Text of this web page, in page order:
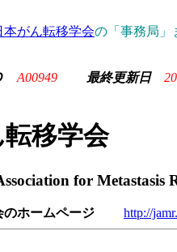
本がん転移学会の「事務局」
A00949 最終更新日
転移学会
for Metastasis
のホームページ http://